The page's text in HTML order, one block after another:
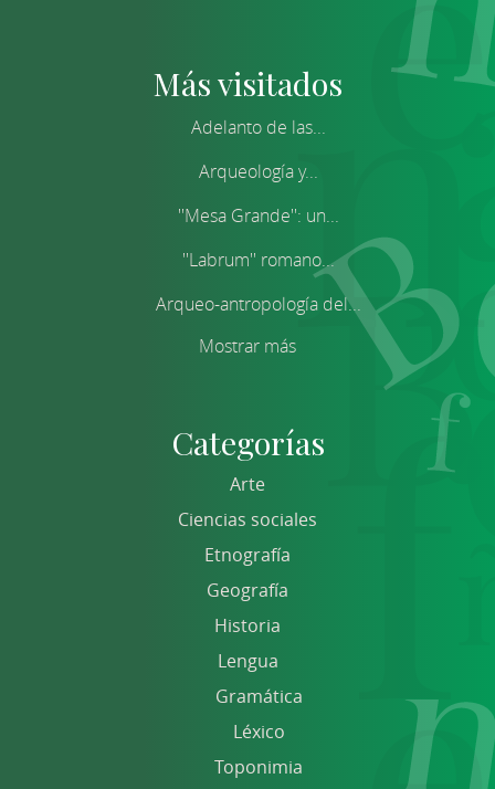
Más visitados
Adelanto de las...
Arqueología y...
''Mesa Grande'': un...
''Labrum'' romano...
Arqueo-antropología del...
Mostrar más
Categorías
Arte
Ciencias sociales
Etnografía
Geografía
Historia
Lengua
Gramática
Léxico
Toponimia